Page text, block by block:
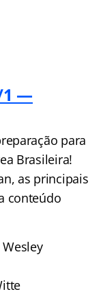
1 —
para
Brasileira!
as principais
conteúdo